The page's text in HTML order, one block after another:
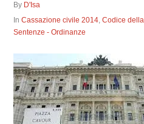
By D'Isa
InCassazione civile 2014,Codice
Sentenze - Ordinanze